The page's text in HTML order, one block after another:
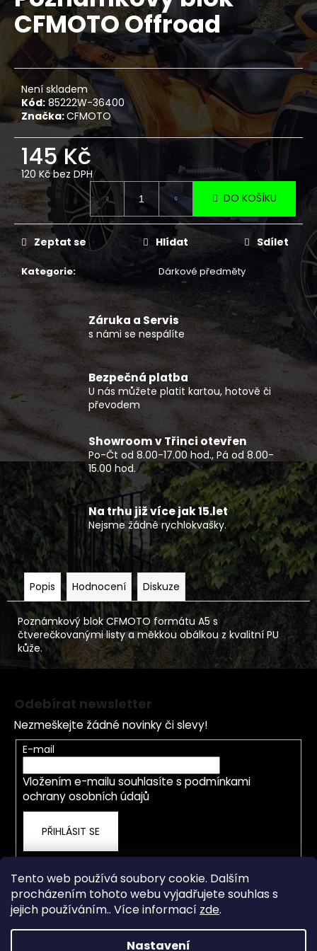
Tento web používá soubory cookie. Dalším
procházením tohoto webu vyjadřujete souhlas s
jejich používáním.. Více informací zde.
Nastavení
0,0
z
hvězdiček.
CFMOTO Offroad
Není skladem
Kód: 85222W-36400
Značka:CFMOTO
145 Kč
120 Kč bez DPH
Měrná
cena:
DO KOŠÍKU
Kategorie: Dárkové předměty
Zeptat se Hlídat Sdílet
Záruka a Servis
s námi se nespálíte
Bezpečná platba
U nás můžete platit kartou, hotově či
převodem
Showroom v Třinci otevřen
Po-Čt od 8.00-17.00 hod., Pá od 8.00-
15.00 hod.
Na trhu již více jak 15.let
Nejsme žádné rychlokvašky.
Popis Hodnocení Diskuze
Poznámkový blok CFMOTO formátu A5 s
čtverečkovanými listy a měkkou obálkou z kvalitní PU
kůže.
a
j
í
t
?
D
o
p
o
u
j
m
e
DĚTSKÁ
BUGGY
KAYO
S70
33
990
Kč
Odebírat newsletter
Nezmeškejte žádné novinky či slevy!
E-mail
Vložením e-mailu souhlasíte s podmínkami
ochrany osobních údajů
PŘIHLÁSIT SE